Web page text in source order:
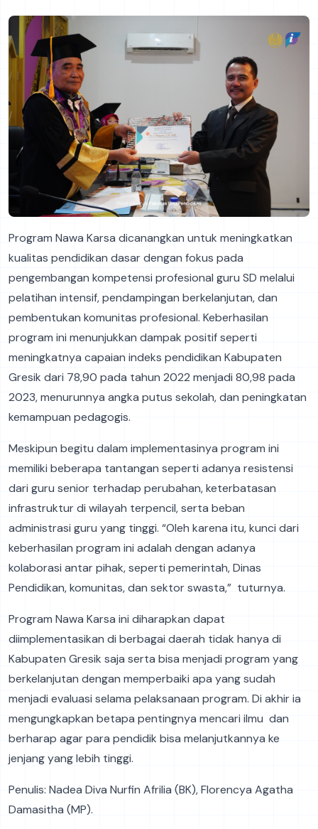
Program Nawa Karsa dicanangkan untuk meningkatkan
kualitas pendidikan dasar dengan fokus pada
pengembangan kompetensi profesional guru SD melalui
pelatihan intensif, pendampingan berkelanjutan, dan
pembentukan komunitas profesional. Keberhasilan
program ini menunjukkan dampak positif seperti
meningkatnya capaian indeks pendidikan Kabupaten
Gresik dari 78,90 pada tahun 2022 menjadi 80,98 pada
2023, menurunnya angka putus sekolah, dan peningkatan
kemampuan pedagogis.
Meskipun begitu dalam implementasinya program ini
memiliki beberapa tantangan seperti adanya resistensi
dari guru senior terhadap perubahan, keterbatasan
infrastruktur di wilayah terpencil, serta beban
administrasi guru yang tinggi. “Oleh karena itu, kunci dari
keberhasilan program ini adalah dengan adanya
kolaborasi antar pihak, seperti pemerintah, Dinas
Pendidikan, komunitas, dan sektor swasta,” tuturnya.
Program Nawa Karsa ini diharapkan dapat
diimplementasikan di berbagai daerah tidak hanya di
Kabupaten Gresik saja serta bisa menjadi program yang
berkelanjutan dengan memperbaiki apa yang sudah
menjadi evaluasi selama pelaksanaan program. Di akhir ia
mengungkapkan betapa pentingnya mencari ilmu dan
berharap agar para pendidik bisa melanjutkannya ke
jenjang yang lebih tinggi.
Penulis: Nadea Diva Nurfin Afrilia (BK), Florencya Agatha
Damasitha (MP).